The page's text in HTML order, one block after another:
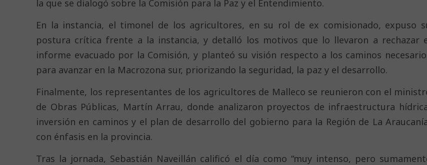
la que se dialogó sobre la Comisión para la Paz y el Entendimiento.
En la instancia, el timonel de los agricultores, en su rol de ex comisionado, expuso
postura crítica frente a la instancia, y detalló los motivos que lo llevaron a rechazar
informe evacuado por la Comisión, y planteó su visión respecto a los caminos
para avanzar en la Macrozona sur, priorizando la seguridad, la paz y el desarrollo.
Finalmente, los representantes de los agricultores de Malleco se reunieron con el
de Obras Públicas, Martín Arrau, donde analizaron proyectos de infraestructura
inversión en caminos y el plan de desarrollo del gobierno para la Región de La
con énfasis en la provincia.
Tras la jornada, Sebastián Naveillán calificó el día como “muy intenso, pero